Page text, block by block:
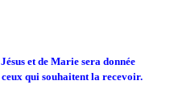
et de Marie sera donnée
qui souhaitent la recevoir.